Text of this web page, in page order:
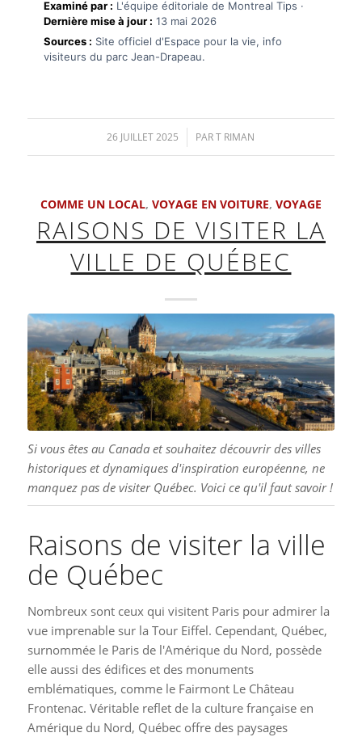
Examiné par : L'équipe éditoriale de Montreal Tips ·
Dernière mise à jour : 13 mai 2026
Sources : Site officiel d'Espace pour la vie, info
visiteurs du parc Jean-Drapeau.
26 JUILLET 2025
/ PART RIMAN
COMME UN LOCAL, VOYAGE EN VOITURE, VOYAGE
RAISONS DE VISITER LA
VILLE DE QUÉBEC
Si vous êtes au Canada et souhaitez découvrir des villes
historiques et dynamiques d'inspiration européenne, ne
manquez pas de visiter Québec. Voici ce qu'il faut savoir !
Raisons de visiter la ville
de Québec
Nombreux sont ceux qui visitent Paris pour admirer la
vue imprenable sur la Tour Eiffel. Cependant, Québec,
surnommée le Paris de l'Amérique du Nord, possède
elle aussi des édifices et des monuments
emblématiques, comme le Fairmont Le Château
Frontenac. Véritable reflet de la culture française en
Amérique du Nord, Québec offre des paysages